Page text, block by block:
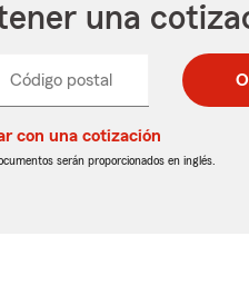
una
Código postal
postal
de
postal
de
_____
con una cotización
serán proporcionados en inglés.